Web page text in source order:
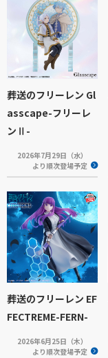
葬送のフリーレン Gl
asscape-フリーレ
ンⅡ-
2026年7月29日（水）
より順次登場予定
葬送のフリーレン EF
FECTREME-FERN-
2026年6月25日（木）
より順次登場予定